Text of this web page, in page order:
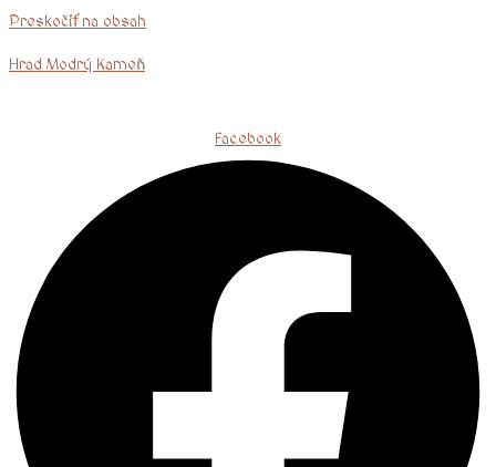
Preskočiť na obsah
Hrad Modrý Kameň
Facebook